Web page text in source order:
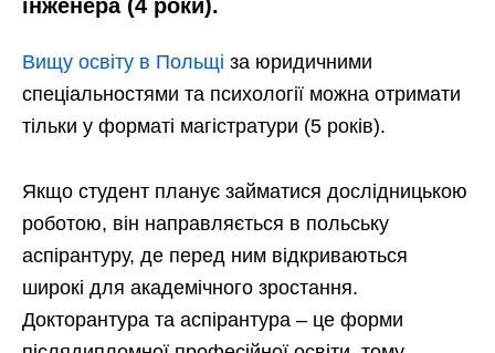
інженера (4 роки).
Вищу освіту в Польщі за юридичними
спеціальностями та психології можна отримати
тільки у форматі магістратури (5 років).
Якщо студент планує займатися дослідницькою
роботою, він направляється в польську
аспірантуру, де перед ним відкриваються
широкі для академічного зростання.
Докторантура та аспірантура – це форми